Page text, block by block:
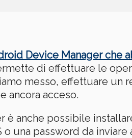
Device Manager che
di effettuare le
messo, effettuare un
ancora acceso.
è anche possibile
una password da